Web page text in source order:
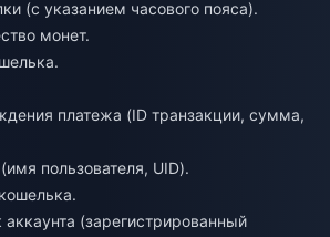
(с указанием часового пояса).
монет.
платежа (ID транзакции, сумма,
пользователя, UID).
(зарегистрированный